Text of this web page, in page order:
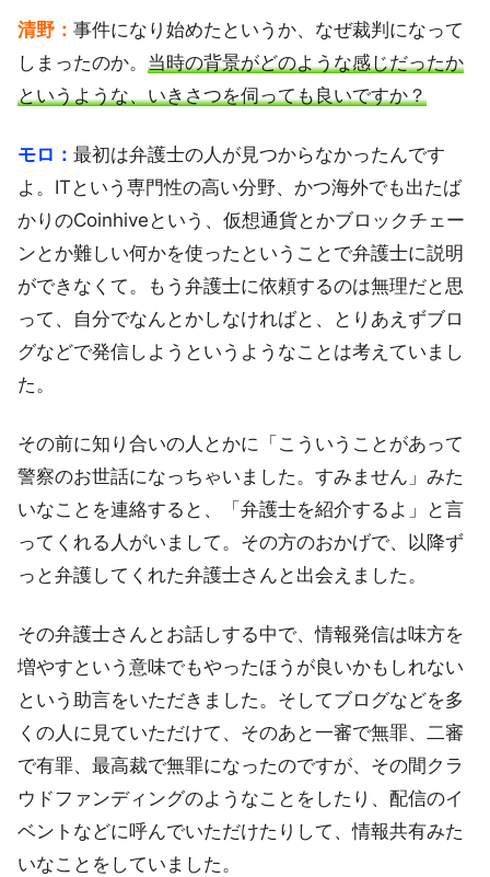
清野： 事件になり始めたというか、なぜ裁判になって
しまったのか。 当時の背景がどのような感じだったか
というような、いきさつを伺っても良いですか？
モロ： 最初は弁護士の人が見つからなかったんです
よ。ITという専門性の高い分野、かつ海外でも出たば
かりのCoinhiveという、仮想通貨とかブロックチェー
ンとか難しい何かを使ったということで弁護士に説明
ができなくて。もう弁護士に依頼するのは無理だと思
って、自分でなんとかしなければと、とりあえずブロ
グなどで発信しようというようなことは考えていまし
た。
その前に知り合いの人とかに「こういうことがあって
警察のお世話になっちゃいました。すみません」みた
いなことを連絡すると、「弁護士を紹介するよ」と言
ってくれる人がいまして。その方のおかげで、以降ず
っと弁護してくれた弁護士さんと出会えました。
その弁護士さんとお話しする中で、情報発信は味方を
増やすという意味でもやったほうが良いかもしれない
という助言をいただきました。そしてブログなどを多
くの人に見ていただけて、そのあと一審で無罪、二審
で有罪、最高裁で無罪になったのですが、その間クラ
ウドファンディングのようなことをしたり、配信のイ
ベントなどに呼んでいただけたりして、情報共有みた
いなことをしていました。